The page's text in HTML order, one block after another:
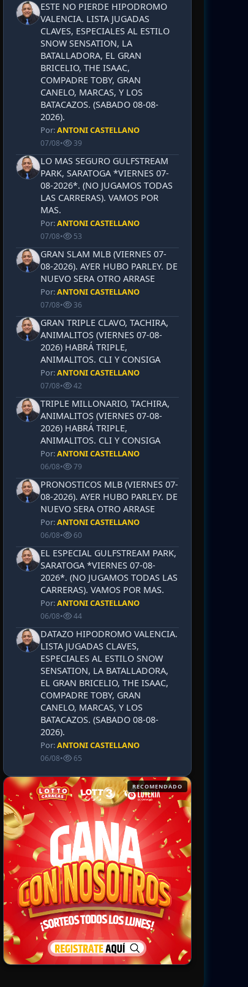
ESTE NO PIERDE HIPODROMO
VALENCIA. LISTA JUGADAS
CLAVES, ESPECIALES AL ESTILO
SNOW SENSATION, LA
BATALLADORA, EL GRAN
BRICELIO, THE ISAAC,
COMPADRE TOBY, GRAN
CANELO, MARCAS, Y LOS
BATACAZOS. (SABADO 08-08-
2026).
Por:ANTONI CASTELLANO
07/08• 39
LO MAS SEGURO GULFSTREAM
PARK, SARATOGA *VIERNES 07-
08-2026*. (NO JUGAMOS TODAS
LAS CARRERAS). VAMOS POR
MAS.
Por:ANTONI CASTELLANO
07/08• 53
GRAN SLAM MLB (VIERNES 07-
08-2026). AYER HUBO PARLEY. DE
NUEVO SERA OTRO ARRASE
Por:ANTONI CASTELLANO
07/08• 36
GRAN TRIPLE CLAVO, TACHIRA,
ANIMALITOS (VIERNES 07-08-
2026) HABRÁ TRIPLE,
ANIMALITOS. CLI Y CONSIGA
Por:ANTONI CASTELLANO
07/08• 42
TRIPLE MILLONARIO, TACHIRA,
ANIMALITOS (VIERNES 07-08-
2026) HABRÁ TRIPLE,
ANIMALITOS. CLI Y CONSIGA
Por:ANTONI CASTELLANO
06/08• 79
PRONOSTICOS MLB (VIERNES 07-
08-2026). AYER HUBO PARLEY. DE
NUEVO SERA OTRO ARRASE
Por:ANTONI CASTELLANO
06/08• 60
EL ESPECIAL GULFSTREAM PARK,
SARATOGA *VIERNES 07-08-
2026*. (NO JUGAMOS TODAS LAS
CARRERAS). VAMOS POR MAS.
Por:ANTONI CASTELLANO
06/08• 44
DATAZO HIPODROMO VALENCIA.
LISTA JUGADAS CLAVES,
ESPECIALES AL ESTILO SNOW
SENSATION, LA BATALLADORA,
EL GRAN BRICELIO, THE ISAAC,
COMPADRE TOBY, GRAN
CANELO, MARCAS, Y LOS
BATACAZOS. (SABADO 08-08-
2026).
Por:ANTONI CASTELLANO
06/08• 65
RECOMENDADO
RECOMENDADO